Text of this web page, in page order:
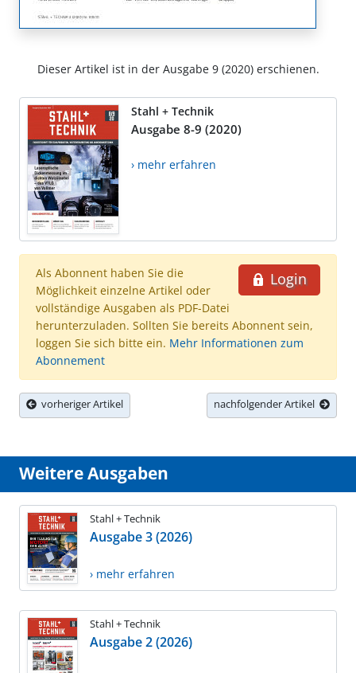
Dieser Artikel ist in der Ausgabe 9 (2020) erschienen.
Stahl + Technik
Ausgabe 8-9 (2020)
› mehr erfahren
Login
Als Abonnent haben Sie die
Möglichkeit einzelne Artikel oder
vollständige Ausgaben als PDF-Datei
herunterzuladen. Sollten Sie bereits Abonnent sein,
loggen Sie sich bitte ein. Mehr Informationen zum
Abonnement
vorheriger Artikel nachfolgender Artikel
Weitere Ausgaben
Stahl + Technik
Ausgabe 3 (2026)
› mehr erfahren
Stahl + Technik
Ausgabe 2 (2026)